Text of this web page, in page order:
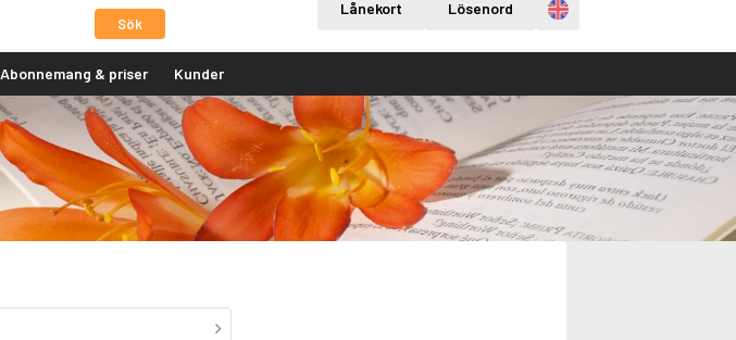
Sök
Lånekort Lösenord Engelska
Abonnemang & priser Kunder